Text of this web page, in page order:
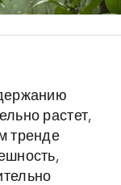
растет,
тренде